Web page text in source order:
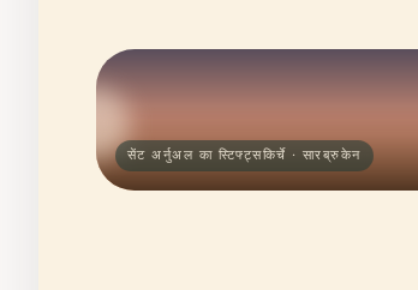
सेंट अर्नुअल का स्टिफ्ट्सकिर्चे · सारब्रुकेन